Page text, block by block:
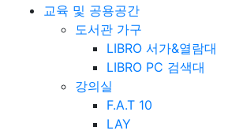
교육 및 공용공간
도서관 가구
LIBRO 서가&열람대
LIBRO PC 검색대
강의실
F.A.T 10
LAY